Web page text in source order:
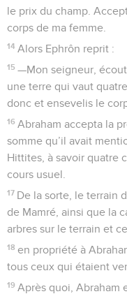
le prix du champ.
corps de ma femme.
14 Alors Ephrôn reprit :
15 —Mon seigneur,
une terre qui vaut
donc et ensevelis le
16 Abraham accepta la
somme qu’il avait
Hittites, à savoir quatre
cours usuel.
17 De la sorte, le terrain
de Mamré, ainsi que la
arbres sur le terrain et
18 en propriété à
tous ceux qui étaient
19 Après quoi, Abraham